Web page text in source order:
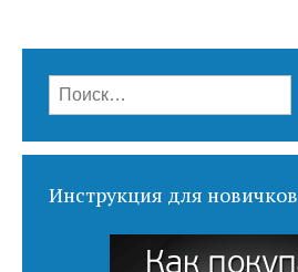
Найти:
Инструкция для новичков